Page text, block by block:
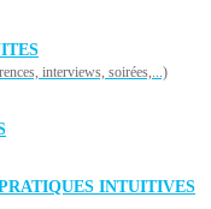
interviews, soirées,...)
INTUITIVES